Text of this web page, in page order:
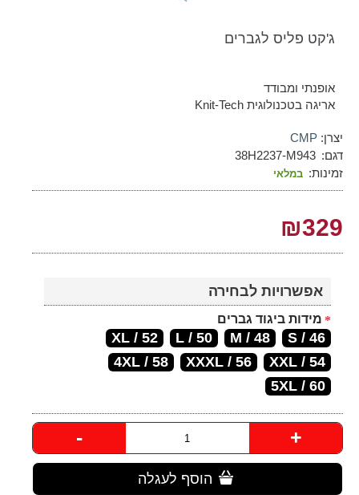
ג'קט פליס לגברים
אופנתי ומבודד
אריגה בטכנולוגית Knit-Tech
יצרן: CMP
דגם: 38H2237-M943
זמינות: במלאי
₪329
אפשרויות לבחירה
מידות ביגוד גברים
46 / S
48 / M
50 / L
52 / XL
54 / XXL
56 / XXXL
4XL / 58
5XL / 60
- +
הוסף לעגלה